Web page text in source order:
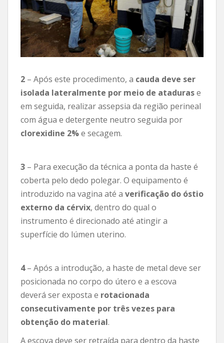
2 – Após este procedimento, a cauda deve ser
isolada lateralmente por meio de atadurase
em seguida, realizar assepsia da região perineal
com água e detergente neutro seguida por
clorexidine 2%e secagem.
3 – Para execução da técnica a ponta da haste é
coberta pelo dedo polegar. O equipamento é
introduzido na vagina até a verificação do óstio
externo da cérvix, dentro do qual o
instrumento é direcionado até atingir a
superfície do lúmen uterino.
4– Após a introdução, a haste de metal deve ser
posicionada no corpo do útero e a escova
deverá ser exposta e rotacionada
consecutivamente por três vezes para
obtenção do material.
A escova deve ser retraída para dentro da haste